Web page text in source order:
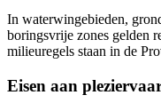
In waterwingebieden,
boringsvrije zones gelden
milieuregels staan in de
Eisen aan